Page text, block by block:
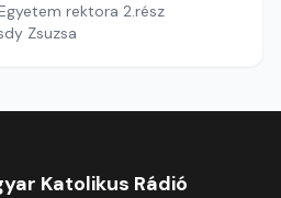
rektora 2.rész
Zsuzsa
Katolikus Rádió